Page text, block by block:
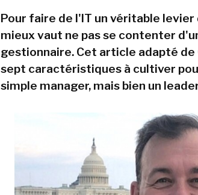
Pour faire de l'IT un véritable
mieux vaut ne pas se contenter
gestionnaire. Cet article adapté de
sept caractéristiques à cultiver
simple manager, mais bien un